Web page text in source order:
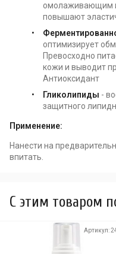
омолаживающим
повышают
оптимизирует
Превосходно
кожи и выводит
Антиоксидант
Гликолипиды -
защитного
Применение:
Нанести на
впитать.
C этим товаром
Артикул: